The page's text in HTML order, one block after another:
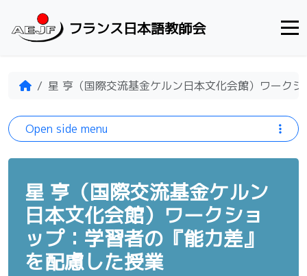
フランス日本語教師会
Home星 亨（国際交流基金ケルン日本文化会館）ワーク
星 亨（国際交流基金ケルン
日本文化会館）ワークショ
ップ：学習者の『能力差』
を配慮した授業
Open side menu